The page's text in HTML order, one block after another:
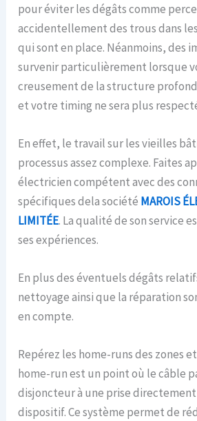
pour éviter les dégâts comme
accidentellement des trous dans
qui sont en place. Néanmoins, des
survenir particulièrement lorsque
creusement de la structure
et votre timing ne sera plus
En effet, le travail sur les vieilles
processus assez complexe. Faites
électricien compétent avec des
spécifiques dela société MAROIS
LIMITÉE. La qualité de son service
ses expériences.
En plus des éventuels dégâts
nettoyage ainsi que la réparation
en compte.
Repérez les home-runs des zones
home-run est un point où le câble
disjoncteur à une prise directement
dispositif. Ce système permet de